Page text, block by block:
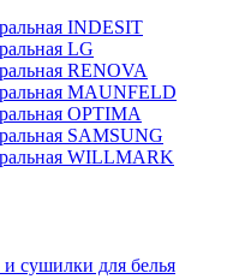
INDESIT
LG
RENOVA
MAUNFELD
OPTIMA
SAMSUNG
WILLMARK
сушилки для белья